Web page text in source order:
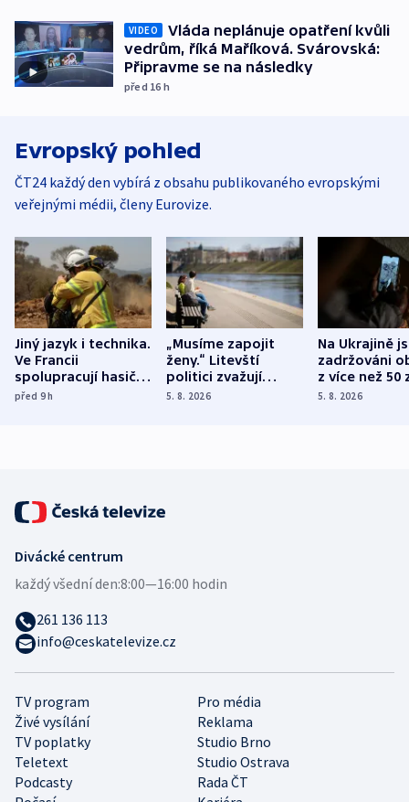
VIDEO
Vláda neplánuje opatření kvůli
vedrům, říká Maříková. Svárovská:
Připravme se na následky
před 16 h
Evropský pohled
ČT24 každý den vybírá z obsahu publikovaného evropskými
veřejnými médii, členy Eurovize.
Jiný jazyk i technika.
Ve Francii
spolupracují hasiči z
různých zemí
před 9h
„Musíme zapojit
ženy.“ Litevští
politici zvažují
dohodu o
5. 8. 2026
Na Ukrajině
zadržováni
z více než 50
Bojovali na
5. 8. 2026
TV program
Pro média
Živé vysílání
Reklama
TV poplatky
Studio Brno
Teletext
Studio Ostrava
Podcasty
Rada ČT
Divácké centrum
každý všední den:8:00—16:00 hodin
261 136 113
info@ceskatelevize.cz